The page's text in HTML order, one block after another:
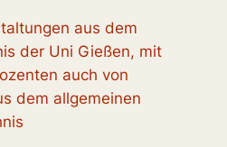
aus dem
der Uni Gießen, mit
auch von
dem allgemeinen